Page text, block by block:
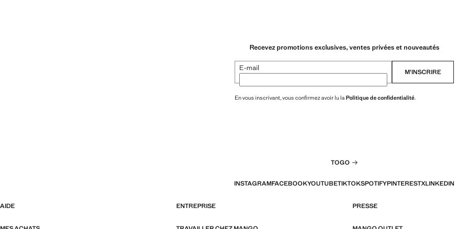
Recevez promotions exclusives, ventes privées et nouveautés
E-mail M’INSCRIRE
En vous inscrivant, vous confirmez avoir lu la Politique de confidentialité.
TOGO
INSTAGRAMFACEBOOKYOUTUBETIKTOKSPOTIFYPINTERESTXLINKEDIN
AIDE ENTREPRISE PRESSE